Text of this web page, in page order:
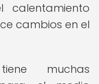
cambios en el
muchas